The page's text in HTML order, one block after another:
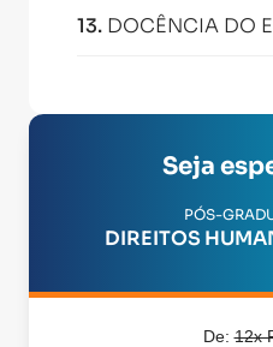
13. DOCÊNCIA DO
Seja
PÓS-
DIREITOS
De:12x